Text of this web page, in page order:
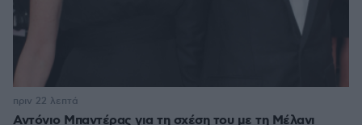
Αντόνιο Μπαντέρας για τη σχέση του με τη Μέλανι
πριν 22 λεπτά